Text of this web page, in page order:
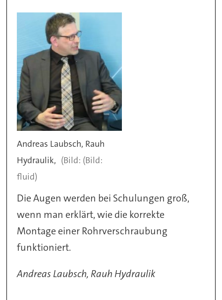
Andreas Laubsch, Rauh
Hydraulik,
(Bild:
fluid)
Die Augen werden bei Schulungen groß,
wenn man erklärt, wie die korrekte
Montage einer Rohrverschraubung
funktioniert.
Andreas Laubsch, Rauh Hydraulik